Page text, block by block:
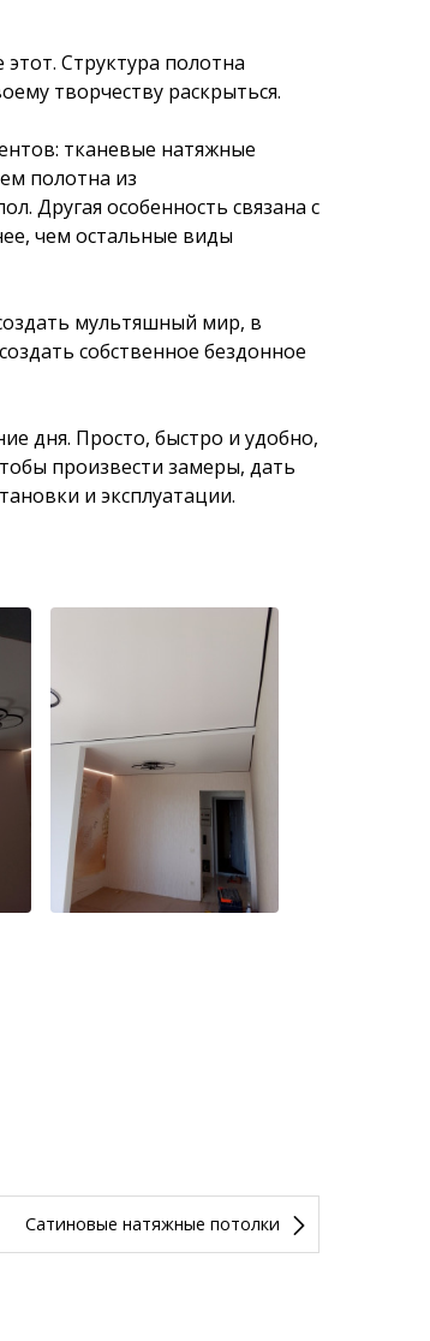
Структура полотна
творчеству раскрыться.
тканевые натяжные
полотна из
Другая особенность связана с
чем остальные виды
мультяшный мир, в
собственное бездонное
дня. Просто, быстро и удобно,
произвести замеры, дать
и эксплуатации.
Cатиновые натяжные потолки